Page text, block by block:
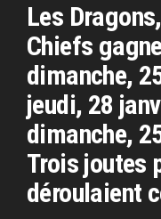
Les
Chiefs
dimanche,
jeudi, 28
dimanche,
Trois joutes
déroulaient